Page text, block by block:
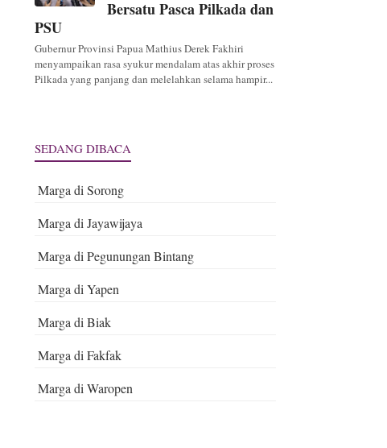
Bersatu Pasca Pilkada dan
PSU
Gubernur Provinsi Papua Mathius Derek Fakhiri
menyampaikan rasa syukur mendalam atas akhir proses
Pilkada yang panjang dan melelahkan selama hampir...
SEDANG DIBACA
Marga di Sorong
Marga di Jayawijaya
Marga di Pegunungan Bintang
Marga di Yapen
Marga di Biak
Marga di Fakfak
Marga di Waropen